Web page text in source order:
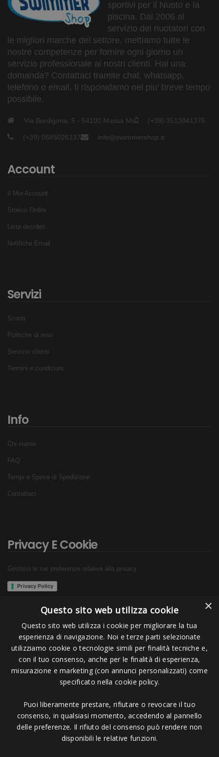
sportivi per il Nuoto e la
piscina. Dal 2006 al
servizio dei nuotatori con
le migliori marche del settore, mettiamo tutte le
nostre competenze per fornire ogni giorno un
servizio professionale ai nostri clienti. Hai una
domanda? Contattaci tramite chat, whatsapp,
telefono o email, ti risponidamo nel piu' breve tempo
possibile.
Via Bordigona, 5 - 54100 Massa Ms (+39) 3513041375
(+39) 0585026137 info@swimmershop.it
Account
Il Mio Account
Storico Ordini
Lista desideri
Notifiche Email
Servizi
Sconti
Politiche di reso
Servizio clienti
Termini e condizioni
Info
Chi siamo
FAQ
Tempi e Spese di Spedizione
Contattaci
Privacy E Cookie
Gestisci le tue preferenze relative alla privacy
Privacy Policy
Seguici su:
Pagamenti Accettati
×
Questo sito web utilizza cookie
Questo sito web utilizza i cookie per migliorare la tua
esperienza di navigazione. Noi e terze parti selezionate
utilizziamo cookie o tecnologie simili per finalità tecniche e,
con il tuo consenso, anche per le finalità di esperienza,
misurazione e marketing (con annunci personalizzati) come
specificato nella cookie policy.
Puoi liberamente prestare, rifiutare o revocare il tuo
consenso, in qualsiasi momento, accedendo al pannello
delle preferenze. Il rifiuto del consenso può rendere non
disponibili le relative funzioni.